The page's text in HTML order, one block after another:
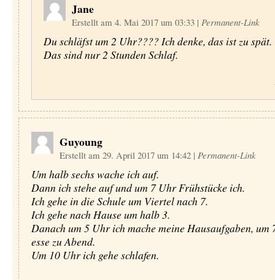
Jane
Erstellt am 4. Mai 2017 um 03:33 | Permanent-Link
Du schläfst um 2 Uhr???? Ich denke, das ist zu spät.
Das sind nur 2 Stunden Schlaf.
Guyoung
Erstellt am 29. April 2017 um 14:42 | Permanent-Link
Um halb sechs wache ich auf.
Dann ich stehe auf und um 7 Uhr Frühstücke ich.
Ich gehe in die Schule um Viertel nach 7.
Ich gehe nach Hause um halb 3.
Danach um 5 Uhr ich mache meine Hausaufgaben, um
esse zu Abend.
Um 10 Uhr ich gehe schlafen.